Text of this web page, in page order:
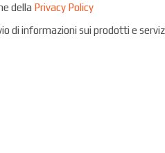
della Privacy Policy
di informazioni sui prodotti e